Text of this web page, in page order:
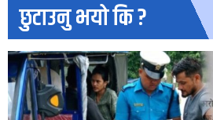
छुटाउनु भयो कि ?